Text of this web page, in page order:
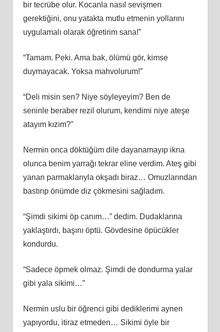
bir tecrübe olur. Kocanla nasıl sevişmen
gerektiğini, onu yatakta mutlu etmenin yollarını
uygulamalı olarak öğretirim sana!”
“Tamam. Peki. Ama bak, ölümü gör, kimse
duymayacak. Yoksa mahvolurum!”
“Deli misin sen? Niye söyleyeyim? Ben de
seninle beraber rezil olurum, kendimi niye ateşe
atayım kızım?”
Nermin onca döktüğüm dile dayanamayıp ikna
olunca benim yarrağı tekrar eline verdim. Ateş gibi
yanan parmaklarıyla okşadı biraz… Omuzlarından
bastırıp önümde diz çökmesini sağladım.
“Şimdi sikimi öp canım…” dedim. Dudaklarına
yaklaştırdı, başını öptü. Gövdesine öpücükler
kondurdu.
“Sadece öpmek olmaz. Şimdi de dondurma yalar
gibi yala sikimi…”
Nermin uslu bir öğrenci gibi dediklerimi aynen
yapıyordu, itiraz etmeden… Sikimi öyle bir